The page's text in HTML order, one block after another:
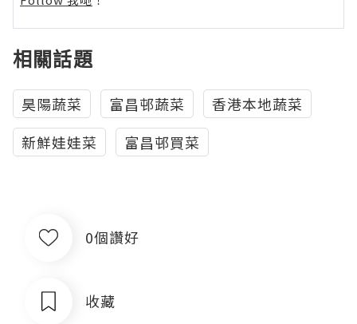
相關話題
昊陽蔬菜 富昌邨蔬菜
香港本地蔬菜
新鮮娃娃菜
富昌邨買菜
0個讚好
收藏